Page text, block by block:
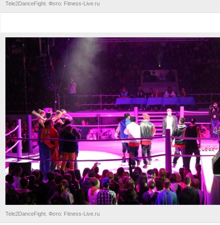
Tele2DanceFight. Фото: Fitness-Live.ru
Tele2DanceFight. Фото: Fitness-Live.ru